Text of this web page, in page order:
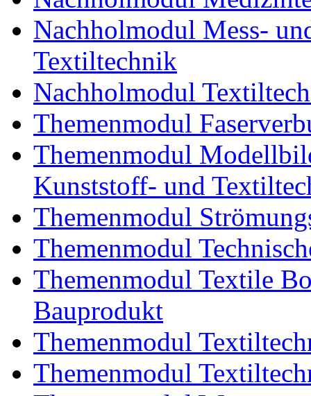
Nachholmodul Mess-
Textiltechnik
Nachholmodul
Themenmodul
Themenmodul
Kunststoff- und
Themenmodul
Themenmodul
Themenmodul Textile
Bauprodukt
Themenmodul
Themenmodul